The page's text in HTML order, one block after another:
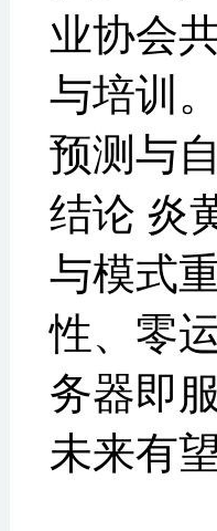
业协会
与培训
预测与
结论 炎
与模式
性、零
务器即
未来有